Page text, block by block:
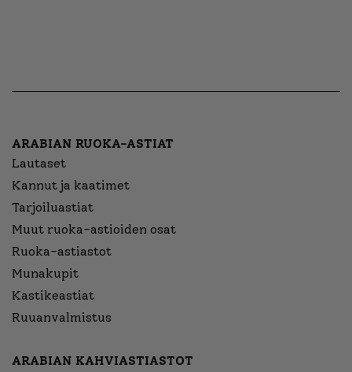
ARABIAN RUOKA-ASTIAT
Lautaset
Kannut ja kaatimet
Tarjoiluastiat
Muut ruoka-astioiden osat
Ruoka-astiastot
Munakupit
Kastikeastiat
Ruuanvalmistus
ARABIAN KAHVIASTIASTOT